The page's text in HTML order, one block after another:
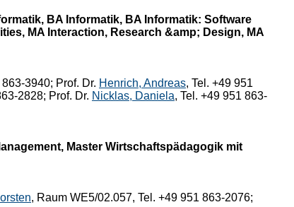
BA Informatik, BA Informatik: Software
MA Interaction, Research &amp; Design, MA
3940; Prof. Dr. Henrich, Andreas, Tel. +49 951
2828; Prof. Dr. Nicklas, Daniela, Tel. +49 951 863-
Master Wirtschaftspädagogik mit
, Raum WE5/02.057, Tel. +49 951 863-2076;